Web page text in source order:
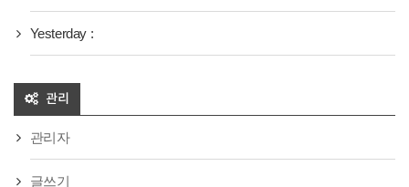
Yesterday :
관리
관리자
글쓰기